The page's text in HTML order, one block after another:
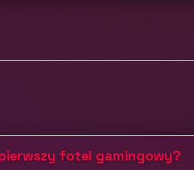
fotel gamingowy?